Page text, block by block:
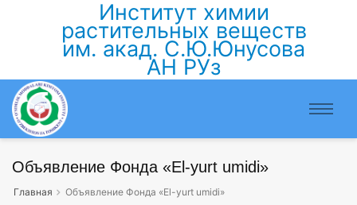
Институт химии
растительных веществ
им. акад. С.Ю.Юнусова
АН РУз
Объявление Фонда «El-yurt umidi»
Главная Объявление Фонда «El-yurt umidi»